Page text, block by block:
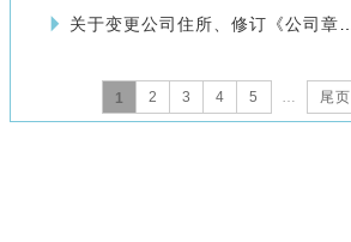
关于变更公司住所、修订《公司章程》并办理工商登记的公告
1 2 3 4 5 … 尾页